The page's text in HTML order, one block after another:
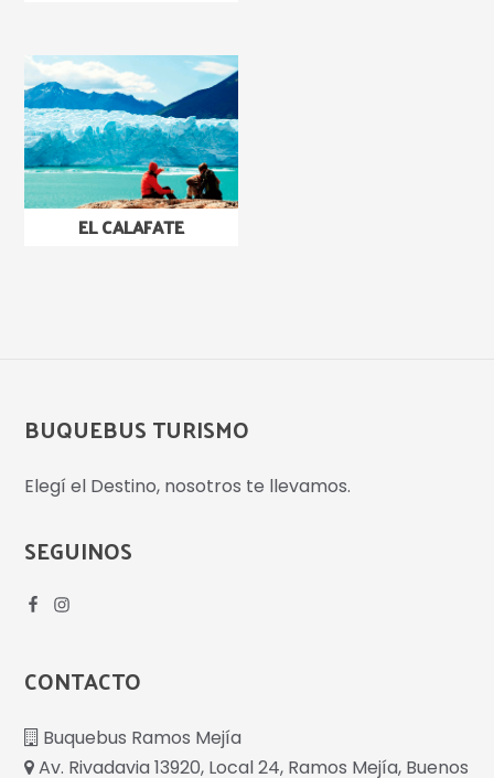
EL CALAFATE
BUQUEBUS TURISMO
Elegí el Destino, nosotros te llevamos.
SEGUINOS
CONTACTO
Buquebus Ramos Mejía
Av. Rivadavia 13920, Local 24, Ramos Mejía, Buenos